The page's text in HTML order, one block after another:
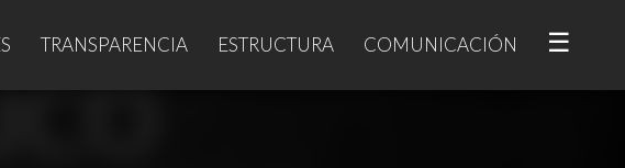
TRANSPARENCIA ESTRUCTURA COMUNICACIÓN ☰